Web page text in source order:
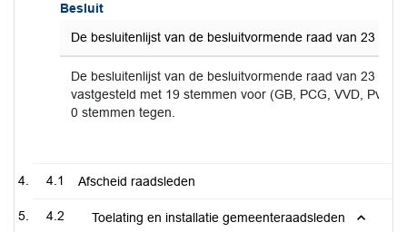
Besluit
De besluitenlijst van de besluitvormende raad van 23
De besluitenlijst van de besluitvormende raad van 23
vastgesteld met 19 stemmen voor (GB, PCG, VVD, PvdA-
0 stemmen tegen.
4.1 Afscheid raadsleden
4.2 Toelating en installatie gemeenteraadsleden